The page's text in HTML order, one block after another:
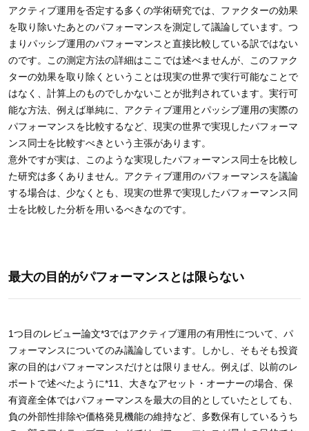
アクティブ運用を否定する多くの学術研究では、ファクターの効果
を取り除いたあとのパフォーマンスを測定して議論しています。つ
まりパッシブ運用のパフォーマンスと直接比較している訳ではない
のです。この測定方法の詳細はここでは述べませんが、このファク
ターの効果を取り除くということは現実の世界で実行可能なことで
はなく、計算上のものでしかないことが批判されています。実行可
能な方法、例えば単純に、アクティブ運用とパッシブ運用の実際の
パフォーマンスを比較するなど、現実の世界で実現したパフォーマ
ンス同士を比較すべきという主張があります。
意外ですが実は、このような実現したパフォーマンス同士を比較し
た研究は多くありません。アクティブ運用のパフォーマンスを議論
する場合は、少なくとも、現実の世界で実現したパフォーマンス同
士を比較した分析を用いるべきなのです。
最大の目的がパフォーマンスとは限らない
1つ目のレビュー論文*3ではアクティブ運用の有用性について、パ
フォーマンスについてのみ議論しています。しかし、そもそも投資
家の目的はパフォーマンスだけとは限りません。例えば、以前のレ
ポートで述べたように*11、大きなアセット・オーナーの場合、保
有資産全体ではパフォーマンスを最大の目的としていたとしても、
負の外部性排除や価格発見機能の維持など、多数保有しているうち